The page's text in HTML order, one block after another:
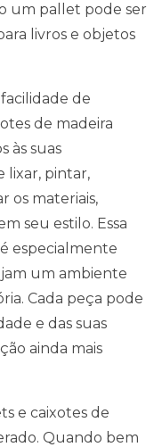
um pallet pode ser
livros e objetos
de
de madeira
às suas
lixar, pintar,
os materiais,
seu estilo. Essa
especialmente
um ambiente
Cada peça pode
e das suas
ainda mais
e caixotes de
Quando bem